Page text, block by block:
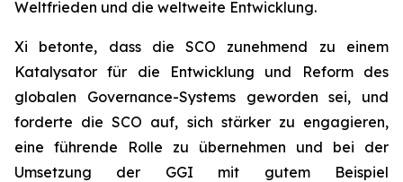
Weltfrieden und die weltweite Entwicklung.
Xi betonte, dass die SCO zunehmend zu einem
Katalysator für die Entwicklung und Reform des
globalen Governance-Systems geworden sei, und
forderte die SCO auf, sich stärker zu engagieren,
eine führende Rolle zu übernehmen und bei der
Umsetzung der GGI mit gutem Beispiel